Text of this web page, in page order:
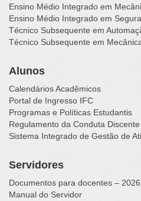
Ensino Médio Integrado em
Ensino Médio Integrado em
Técnico Subsequente em
Técnico Subsequente em
Alunos
Calendários Acadêmicos
Portal de Ingresso IFC
Programas e Políticas Estudantis
Regulamento da Conduta Discente
Sistema Integrado de Gestão de
Servidores
Documentos para docentes – 2026
Manual do Servidor